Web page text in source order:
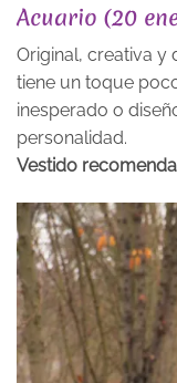
Acuario (20
Original, creativa y
tiene un toque
inesperado o
personalidad.
Vestido